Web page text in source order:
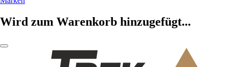
Wird zum Warenkorb hinzugefügt...